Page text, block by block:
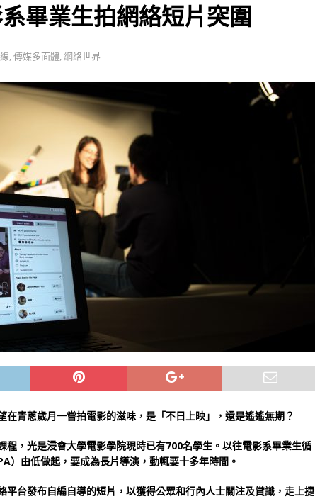
畢業生拍網絡短片突圍
,傳媒多面體,網絡世界
在青蔥歲月一嘗拍電影的滋味，是「不日上映」，還是遙遙無期？
程，光是浸會大學電影學院現時已有700名學生。以往電影系畢業生循
）由低做起，要成為長片導演，動輒要十多年時間。
平台發布自編自導的短片，以獲得公眾和行內人士關注及賞識，走上捷